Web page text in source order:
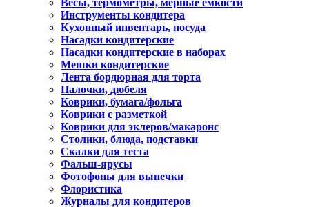
Весы, термометры, мерные емкости
Инструменты кондитера
Кухонный инвентарь, посуда
Насадки кондитерские
Насадки кондитерские в наборах
Мешки кондитерские
Лента бордюрная для торта
Палочки, дюбеля
Коврики, бумага/фольга
Коврики с разметкой
Коврики для эклеров/макаронс
Столики, блюда, подставки
Скалки для теста
Фальш-ярусы
Фотофоны для выпечки
Флористика
Журналы для кондитеров